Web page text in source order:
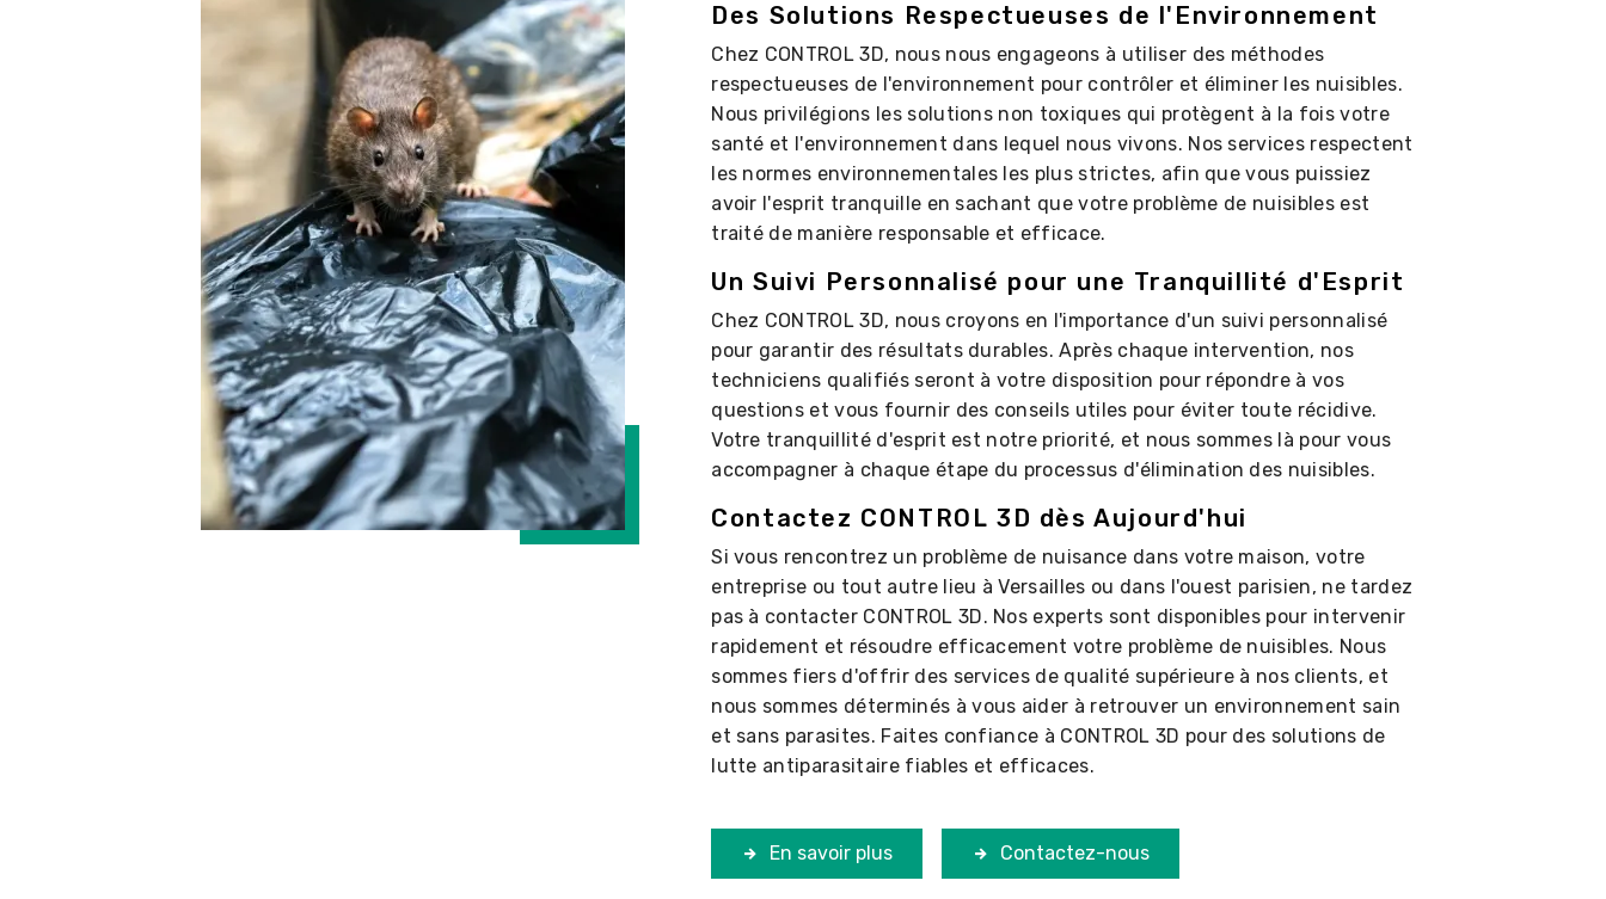
Des Solutions Respectueuses de l'Environnement
Chez CONTROL 3D, nous nous engageons à utiliser des méthodes
respectueuses de l'environnement pour contrôler et éliminer les nuisibles.
Nous privilégions les solutions non toxiques qui protègent à la fois votre
santé et l'environnement dans lequel nous vivons. Nos services respectent
les normes environnementales les plus strictes, afin que vous puissiez
avoir l'esprit tranquille en sachant que votre problème de nuisibles est
traité de manière responsable et efficace.
Un Suivi Personnalisé pour une Tranquillité d'Esprit
Chez CONTROL 3D, nous croyons en l'importance d'un suivi personnalisé
pour garantir des résultats durables. Après chaque intervention, nos
techniciens qualifiés seront à votre disposition pour répondre à vos
questions et vous fournir des conseils utiles pour éviter toute récidive.
Votre tranquillité d'esprit est notre priorité, et nous sommes là pour vous
accompagner à chaque étape du processus d'élimination des nuisibles.
Contactez CONTROL 3D dès Aujourd'hui
Si vous rencontrez un problème de nuisance dans votre maison, votre
entreprise ou tout autre lieu à Versailles ou dans l'ouest parisien, ne tardez
pas à contacter CONTROL 3D. Nos experts sont disponibles pour intervenir
rapidement et résoudre efficacement votre problème de nuisibles. Nous
sommes fiers d'offrir des services de qualité supérieure à nos clients, et
nous sommes déterminés à vous aider à retrouver un environnement sain
et sans parasites. Faites confiance à CONTROL 3D pour des solutions de
lutte antiparasitaire fiables et efficaces.
En savoir plus Contactez-nous